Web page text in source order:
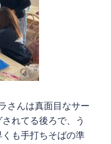
さんは真面目なサー
れてる後ろで、う
も手打ちそばの準